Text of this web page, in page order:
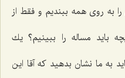
به روی همه ببندیم و فقط از
باید مساله را ببینیم؟ یك
به ما نشان بدهید كه آقا این